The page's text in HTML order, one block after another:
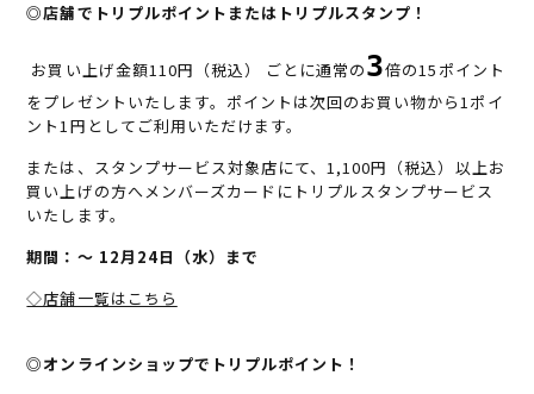
◎店舗でトリプルポイントまたはトリプルスタンプ！
お買い上げ金額110円（税込） ごとに通常の3倍の15ポイント
をプレゼントいたします。ポイントは次回のお買い物から1ポイ
ント1円としてご利用いただけます。
または、スタンプサービス対象店にて、1,100円（税込）以上お
買い上げの方へメンバーズカードにトリプルスタンプサービス
いたします。
期間：～ 12月24日（水）まで
◇店舗一覧はこちら
◎オンラインショップでトリプルポイント！